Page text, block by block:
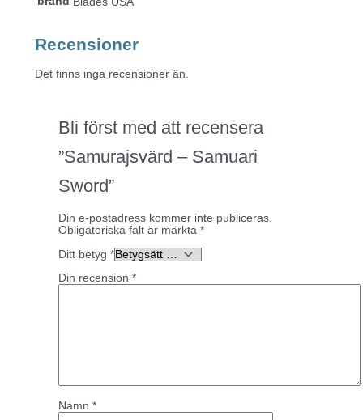
Recensioner
Det finns inga recensioner än.
Bli först med att recensera
”Samurajsvärd – Samuari
Sword”
Din e-postadress kommer inte publiceras.
Obligatoriska fält är märkta *
Ditt betyg *
Din recension *
Namn *